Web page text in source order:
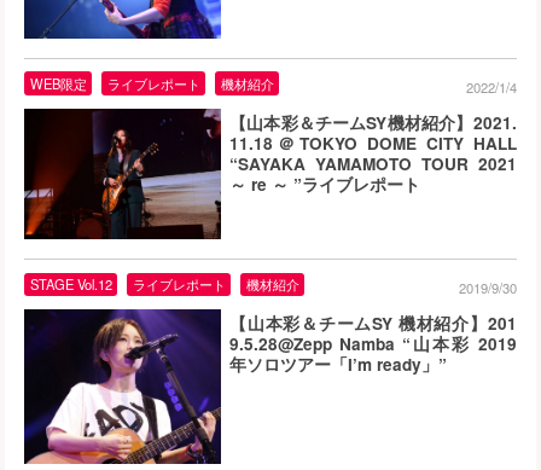
【山本彩＆チームSY機材紹介】2021.
11.18＠TOKYO DOME CITY HALL
“SAYAKA YAMAMOTO TOUR 2021
～ re ～ ”ライブレポート
WEB限定 ライブレポート 機材紹介 2022/1/4
【山本彩＆チームSY 機材紹介】201
9.5.28@Zepp Namba “山本彩 2019
年ソロツアー「I’m ready」”
STAGE Vol.12 ライブレポート 機材紹介 2019/9/30